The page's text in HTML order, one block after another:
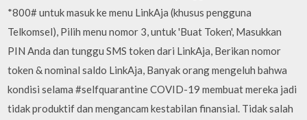
*800# untuk masuk ke menu LinkAja (khusus pengguna
Telkomsel), Pilih menu nomor 3, untuk 'Buat Token', Masukkan
PIN Anda dan tunggu SMS token dari LinkAja, Berikan nomor
token & nominal saldo LinkAja, Banyak orang mengeluh bahwa
kondisi selama #selfquarantine COVID-19 membuat mereka jadi
tidak produktif dan mengancam kestabilan finansial. Tidak salah